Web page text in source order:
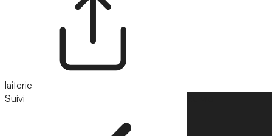
laiterie
Suivi